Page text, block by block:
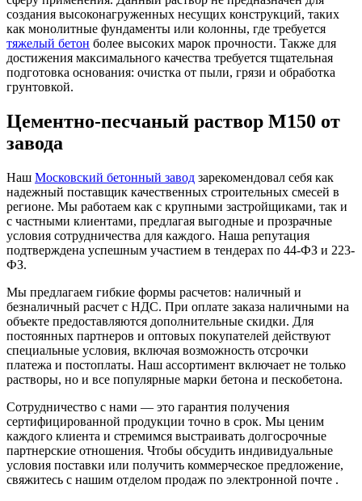
создания высоконагруженных несущих конструкций, таких
как монолитные фундаменты или колонны, где требуется
тяжелый бетон более высоких марок прочности. Также для
достижения максимального качества требуется тщательная
подготовка основания: очистка от пыли, грязи и обработка
грунтовкой.
Цементно-песчаный раствор М150 от
завода
Наш Московский бетонный завод зарекомендовал себя как
надежный поставщик качественных строительных смесей в
регионе. Мы работаем как с крупными застройщиками, так и
с частными клиентами, предлагая выгодные и прозрачные
условия сотрудничества для каждого. Наша репутация
подтверждена успешным участием в тендерах по 44-ФЗ и 223-
ФЗ.
Мы предлагаем гибкие формы расчетов: наличный и
безналичный расчет с НДС. При оплате заказа наличными на
объекте предоставляются дополнительные скидки. Для
постоянных партнеров и оптовых покупателей действуют
специальные условия, включая возможность отсрочки
платежа и постоплаты. Наш ассортимент включает не только
растворы, но и все популярные марки бетона и пескобетона.
Сотрудничество с нами — это гарантия получения
сертифицированной продукции точно в срок. Мы ценим
каждого клиента и стремимся выстраивать долгосрочные
партнерские отношения. Чтобы обсудить индивидуальные
условия поставки или получить коммерческое предложение,
свяжитесь с нашим отделом продаж по электронной почте .